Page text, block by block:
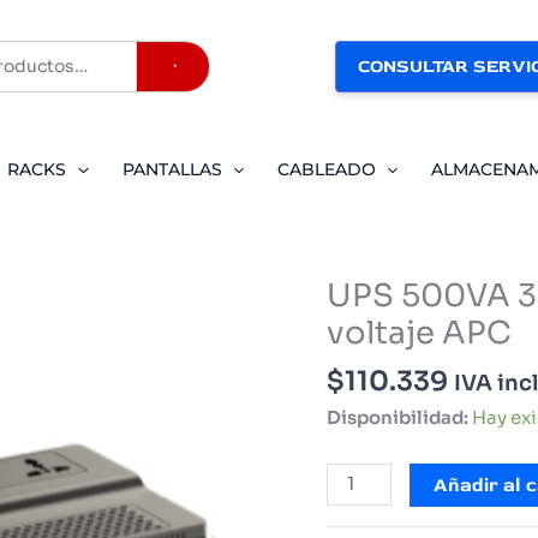
Buscar CONSULTAR
RACKS PANTALLAS CABLEADO
UPS 500VA
voltaje APC
$110.339 IVA
Disponibilidad: Hay
UPS
500VA
Añadir al